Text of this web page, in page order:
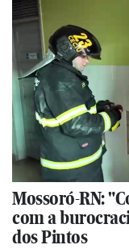
Mossoró-RN:
com a
dos Pintos